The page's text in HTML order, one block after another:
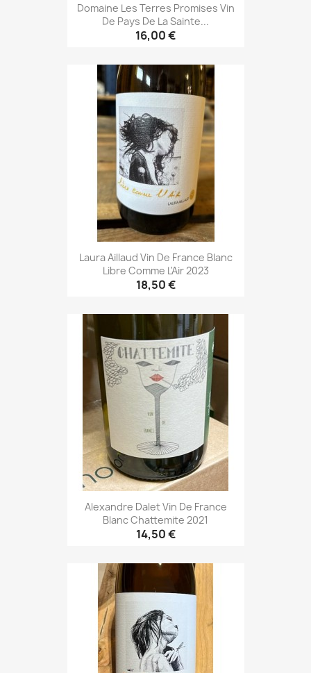
Domaine Les Terres Promises Vin
De Pays De La Sainte...
16,00 €
Laura Aillaud Vin De France Blanc
Libre Comme L'Air 2023
18,50 €
Alexandre Dalet Vin De France
Blanc Chattemite 2021
14,50 €